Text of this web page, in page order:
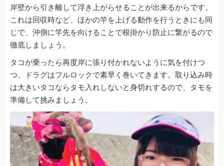
岸壁から引き離して浮き上がらせることが出来るからです。
これは回収時など、ほかの竿を上げる動作を行うときにも同
じで、沖側に竿先を向けることで根掛かり防止に繋がるので
徹底しましょう。
タコが乗ったら再度岸に張り付かれないように気を付けつ
つ、ドラグはフルロックで素早く巻いてきます。取り込み時
は大きいタコならタモ入れしないと身切れするので、タモを
準備して挑みましょう。